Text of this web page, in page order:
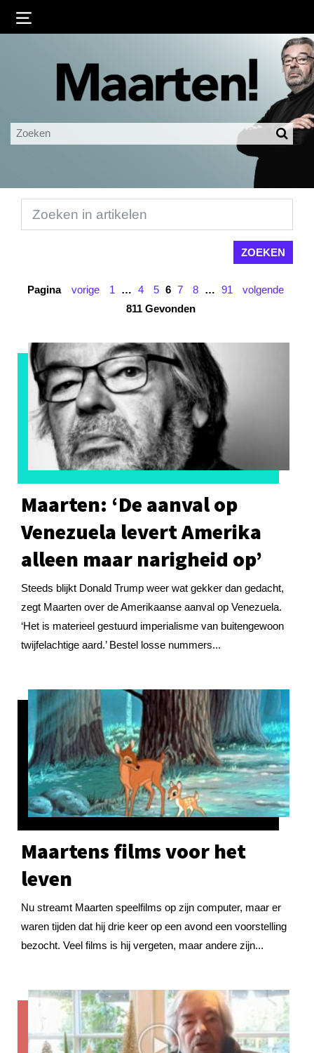
Ingelogd blijven
LOGIN
Pagina vorige 1 … 4 5 6 7 8 … 91
volgende
811 Gevonden
Maarten: ‘De aanval op
Venezuela levert Amerika
alleen maar narigheid op’
Steeds blijkt Donald Trump weer wat gekker dan gedacht,
zegt Maarten over de Amerikaanse aanval op Venezuela.
‘Het is materieel gestuurd imperialisme van buitengewoon
twijfelachtige aard.’ Bestel losse nummers...
Maartens films voor het
leven
Nu streamt Maarten speelfilms op zijn computer, maar er
waren tijden dat hij drie keer op een avond een voorstelling
bezocht. Veel films is hij vergeten, maar andere zijn...